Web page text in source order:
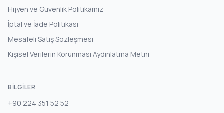
Hijyen ve Güvenlik Politikamız
İptal ve İade Politikası
Mesafeli Satış Sözleşmesi
Kişisel Verilerin Korunması Aydınlatma Metni
BILGILER
+90 224 351 52 52